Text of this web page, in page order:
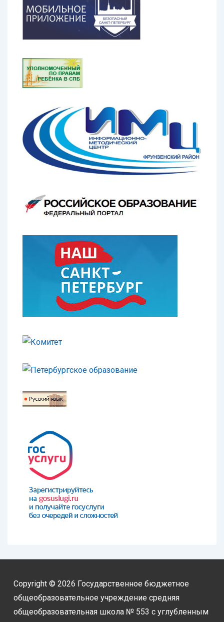
Copyright © 2026 Государственное бюджетное
общеобразовательное учреждение средняя
общеобразовательная школа № 553 с углубленным